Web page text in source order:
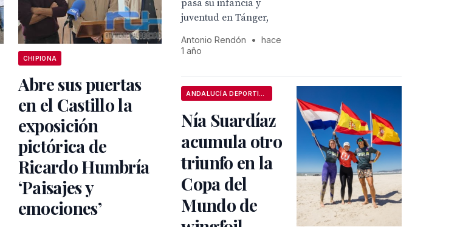
CHIPIONA
Abre sus puertas
en el Castillo la
exposición
pictórica de
Ricardo Humbría
‘Paisajes y
emociones’
pasa su infancia y
juventud en Tánger,
Antonio Rendón •
hace
1 año
Nía Suardíaz
acumula otro
triunfo en la
Copa del
Mundo de